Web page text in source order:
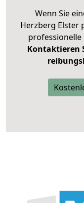
Wenn Sie
Herzberg Elster
professionelle
Kontaktieren